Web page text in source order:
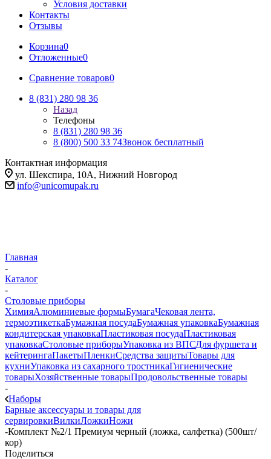
Условия доставки
Контакты
Отзывы
Корзина0
Отложенные0
Сравнение товаров0
8 (831) 280 98 36
Назад
Телефоны
8 (831) 280 98 36
8 (800) 500 33 74Звонок бесплатный
Контактная информация
ул. Шекспира, 10А, Нижний Новгород
info@unicomupak.ru
Главная
-
Каталог
-
Столовые приборы
ХимияАлюминиевые формыБумагаЧековая лента,
термоэтикеткаБумажная посудаБумажная упаковкаБумажная
кондитерская упаковкаПластиковая посудаПластиковая
упаковкаСтоловые приборыУпаковка из ВПСДля фуршета и
кейтерингаПакетыПленкиСредства защитыТовары для
кухниУпаковка из сахарного тростникаГигиенические
товарыХозяйственные товарыПродовольственные товары
-
Наборы
Барные аксессуары и товары для
сервировкиВилкиЛожкиНожи
-Комплект №2/1 Премиум черный (ложка, салфетка) (500шт/
кор)
Поделиться